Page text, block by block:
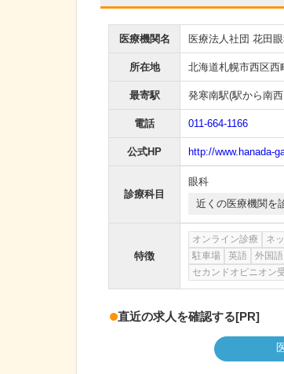
医療機関名 医療法人社団 花田
所在地 北海道札幌市西区西
最寄駅 発寒南駅(駅から南
電話 011-664-1166
公式HP http://www.hanada-
診療科目
眼科
近くの医療機関を
特徴
オンライン診療 ネ
駐車場
英語 外国語
セカンドオピニオン
直近の求人を確認する[PR]